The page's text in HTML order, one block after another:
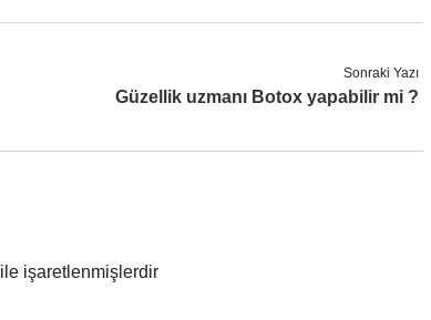
Sonraki Yazı
Güzellik uzmanı Botox yapabilir mi ?
ile işaretlenmişlerdir